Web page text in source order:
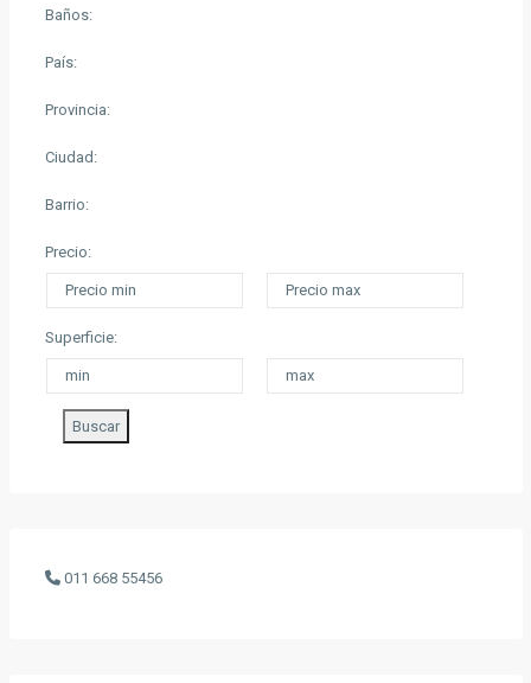
Baños:
País:
Provincia:
Ciudad:
Barrio:
Precio:
Superficie:
Buscar
011 668 55456